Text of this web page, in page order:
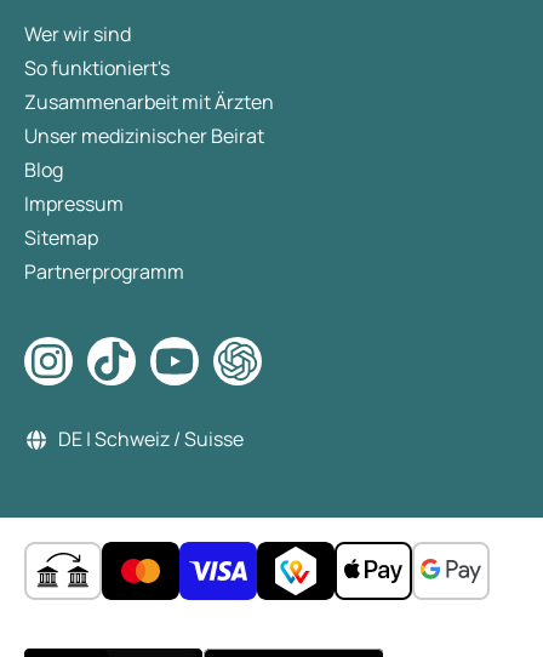
Wer wir sind
So funktioniert's
Zusammenarbeit mit Ärzten
Unser medizinischer Beirat
Blog
Impressum
Sitemap
Partnerprogramm
DE | Schweiz / Suisse